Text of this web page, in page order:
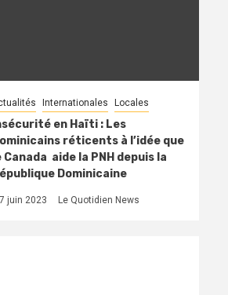
Internationales Locales
en Haïti : Les
réticents à l’idée que
Canada aide la PNH depuis la
Dominicaine
juin 2023 Le Quotidien News